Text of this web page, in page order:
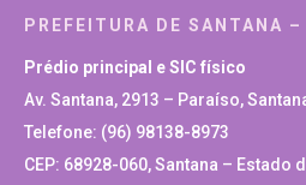
PREFEITURA DE SANTANA –
Prédio principal e SIC físico
Av. Santana, 2913 – Paraíso,
Telefone: (96) 98138-8973
CEP: 68928-060, Santana – Estado